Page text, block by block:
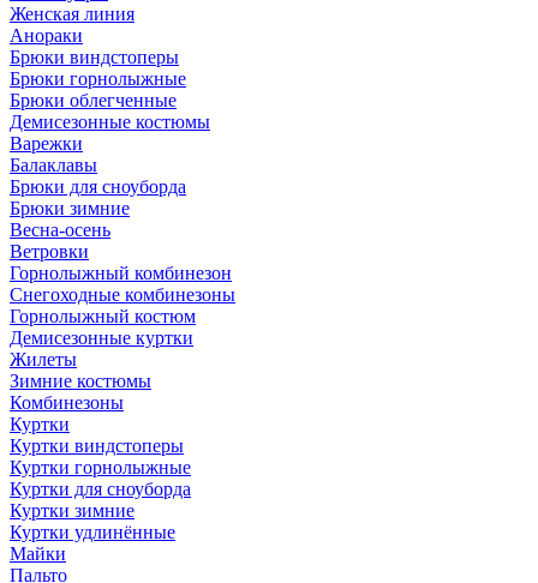
Женская линия
Анораки
Брюки виндстоперы
Брюки горнолыжные
Брюки облегченные
Демисезонные костюмы
Варежки
Балаклавы
Брюки для сноуборда
Брюки зимние
Весна-осень
Ветровки
Горнолыжный комбинезон
Снегоходные комбинезоны
Горнолыжный костюм
Демисезонные куртки
Жилеты
Зимние костюмы
Комбинезоны
Куртки
Куртки виндстоперы
Куртки горнолыжные
Куртки для сноуборда
Куртки зимние
Куртки удлинённые
Майки
Пальто